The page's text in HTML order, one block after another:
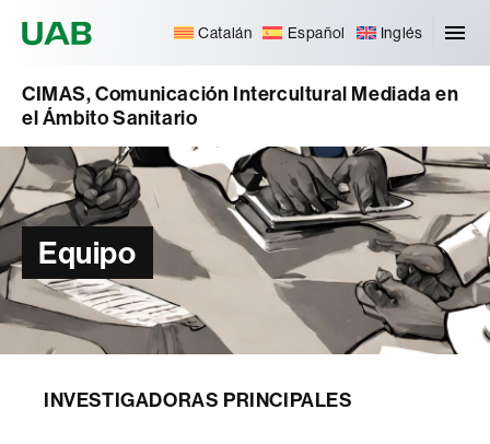
Catalán Español Inglés
CIMAS, Comunicación Intercultural Mediada en
el Ámbito Sanitario
Equipo
INVESTIGADORAS PRINCIPALES